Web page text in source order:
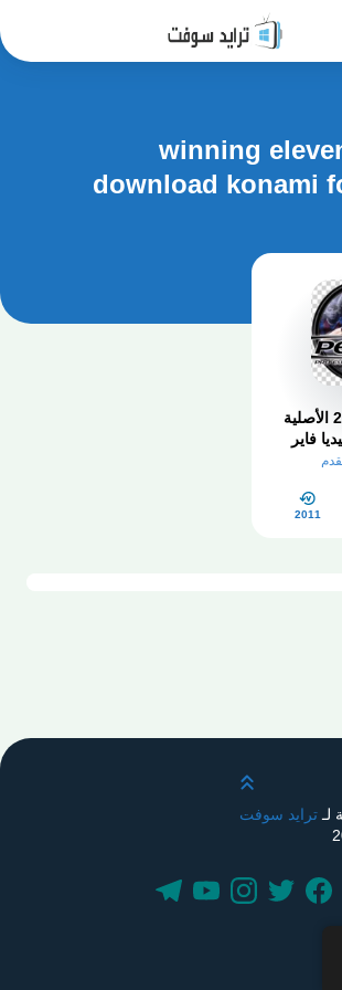
winning
download konami
تحميل بيس 2011 الأصلية
فاير
2011
قم بالتمرير لأعلى
لـترايد سوفت